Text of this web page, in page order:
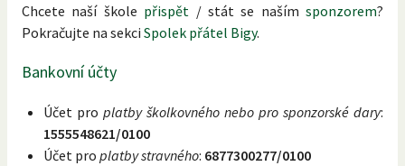
Chcete naší škole přispět / stát se naším sponzorem?
Pokračujte na sekci Spolek přátel Bigy.
Bankovní účty
Účet pro platby školkovného nebo pro sponzorské dary:
1555548621/0100
Účet pro platby stravného: 6877300277/0100